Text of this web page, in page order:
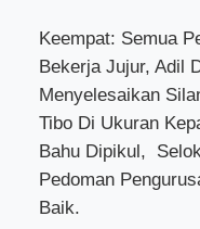
Keempat: Semua
Bekerja Jujur, Adil
Menyelesaikan
Tibo Di Ukuran
Bahu Dipikul,
Pedoman
Baik.